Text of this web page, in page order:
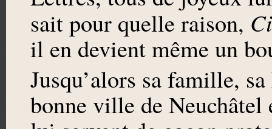
sait pour quelle raison,
il en devient même un
Jusqu’alors sa famille,
bonne ville de Neuchâtel